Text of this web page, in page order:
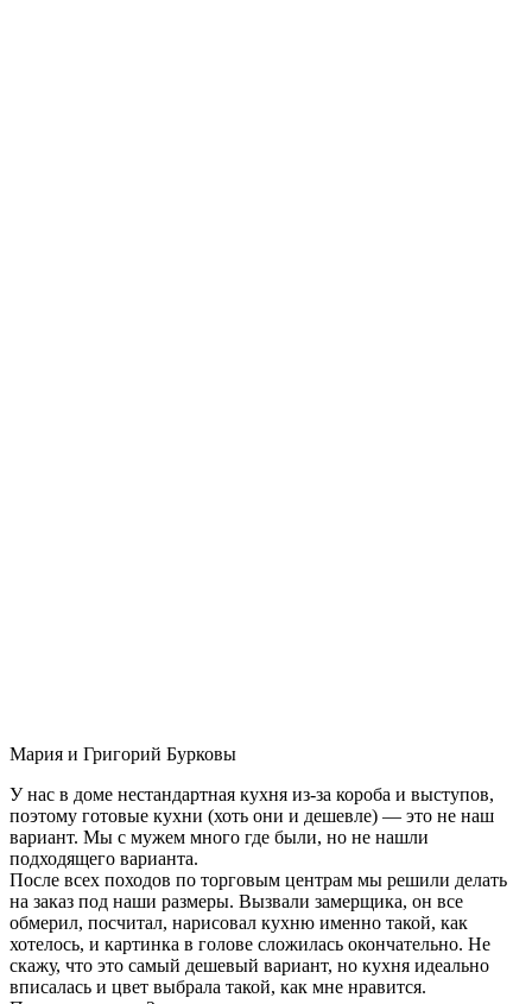
Мария и Григорий Бурковы
У нас в доме нестандартная кухня из-за короба и выступов,
поэтому готовые кухни (хоть они и дешевле) — это не наш
вариант. Мы с мужем много где были, но не нашли
подходящего варианта.
После всех походов по торговым центрам мы решили делать
на заказ под наши размеры. Вызвали замерщика, он все
обмерил, посчитал, нарисовал кухню именно такой, как
хотелось, и картинка в голове сложилась окончательно. Не
скажу, что это самый дешевый вариант, но кухня идеально
вписалась и цвет выбрала такой, как мне нравится.